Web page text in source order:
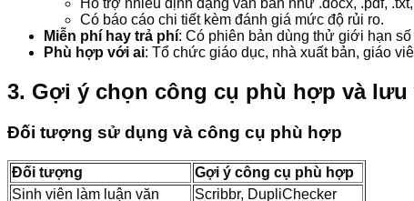
Hỗ trợ nhiều định dạng văn bản như .docx, .pdf,
Có báo cáo chi tiết kèm đánh giá mức độ rủi ro.
Miễn phí hay trả phí: Có phiên bản dùng thử giới hạn
Phù hợp với ai: Tổ chức giáo dục, nhà xuất bản, giáo
3. Gợi ý chọn công cụ phù hợp và
Đối tượng sử dụng và công cụ phù hợp
Đối tượng
Gợi ý công cụ phù hợp
Sinh viên làm luận văn
Scribbr, DupliChecker